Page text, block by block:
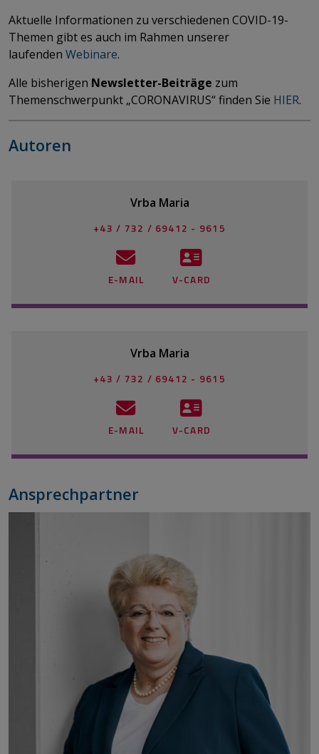
Aktuelle Informationen zu verschiedenen COVID-19-
Themen gibt es auch im Rahmen unserer
laufenden Webinare.
Alle bisherigen Newsletter-Beiträge zum
Themenschwerpunkt „CORONAVIRUS“ finden Sie HIER​​​​​​​.
Autoren
Vrba Maria
+43 / 732 / 69412 - 9615
E-MAIL V-CARD
Vrba Maria
+43 / 732 / 69412 - 9615
E-MAIL V-CARD
Ansprechpartner